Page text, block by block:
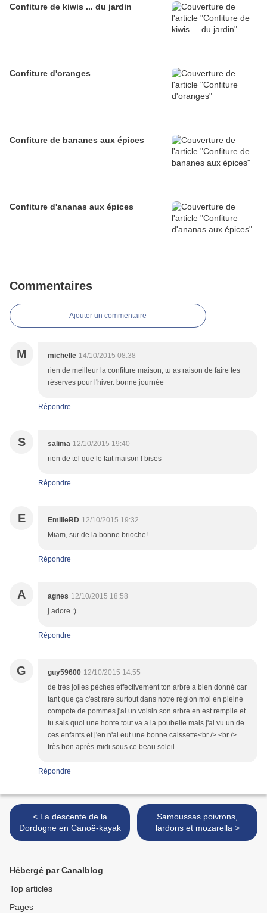
Confiture de kiwis ... du jardin
Confiture d'oranges
Confiture de bananes aux épices
Confiture d'ananas aux épices
Commentaires
Ajouter un commentaire
M michelle 14/10/2015 08:38
rien de meilleur la confiture maison, tu as raison de faire tes
réserves pour l'hiver. bonne journée
Répondre
S salima 12/10/2015 19:40
rien de tel que le fait maison ! bises
Répondre
E EmilieRD 12/10/2015 19:32
Miam, sur de la bonne brioche!
Répondre
A agnes 12/10/2015 18:58
j adore :)
Répondre
G guy59600 12/10/2015 14:55
de très jolies pèches effectivement ton arbre a bien donné car
tant que ça c'est rare surtout dans notre région moi en pleine
compote de pommes j'ai un voisin son arbre en est remplie et
tu sais quoi une honte tout va a la poubelle mais j'ai vu un de
ces enfants et j'en n'ai eut une bonne caissette<br /> <br />
très bon après-midi sous ce beau soleil
Répondre
< La descente de la
Dordogne en Canoë-kayak
Samoussas poivrons,
lardons et mozarella >
Hébergé par Canalblog
Top articles
Pages